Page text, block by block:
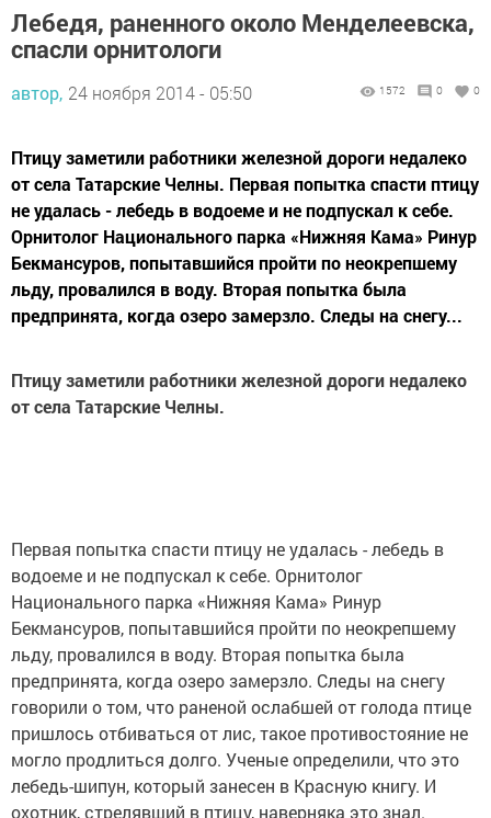
Лебедя, раненного около Менделеевска,
спасли орнитологи
автор, 24 ноября 2014 - 05:50 1572 0 0
Птицу заметили работники железной дороги недалеко
от села Татарские Челны. Первая попытка спасти птицу
не удалась - лебедь в водоеме и не подпускал к себе.
Орнитолог Национального парка «Нижняя Кама» Ринур
Бекмансуров, попытавшийся пройти по неокрепшему
льду, провалился в воду. Вторая попытка была
предпринята, когда озеро замерзло. Следы на снегу...
Птицу заметили работники железной дороги недалеко
от села Татарские Челны.
Первая попытка спасти птицу не удалась - лебедь в
водоеме и не подпускал к себе. Орнитолог
Национального парка «Нижняя Кама» Ринур
Бекмансуров, попытавшийся пройти по неокрепшему
льду, провалился в воду. Вторая попытка была
предпринята, когда озеро замерзло. Следы на снегу
говорили о том, что раненой ослабшей от голода птице
пришлось отбиваться от лис, такое противостояние не
могло продлиться долго. Ученые определили, что это
лебедь-шипун, который занесен в Красную книгу. И
охотник, стрелявший в птицу, наверняка это знал.